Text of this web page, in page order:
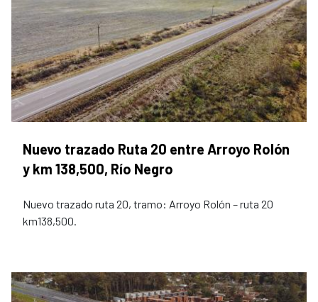
Nuevo trazado Ruta 20 entre Arroyo Rolón
y km 138,500, Río Negro
Nuevo trazado ruta 20, tramo: Arroyo Rolón – ruta 20
km138,500.